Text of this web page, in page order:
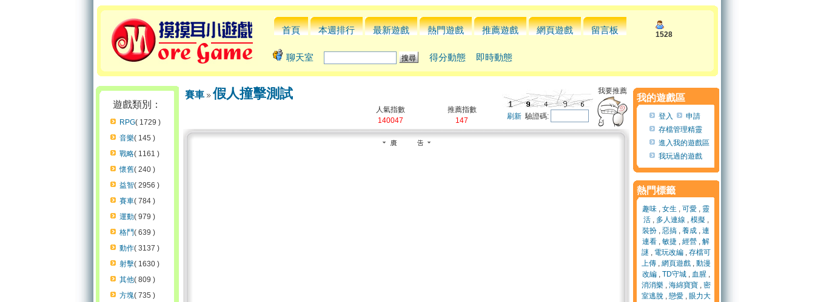
首頁 本週排行 最新遊戲 熱門遊戲 推薦遊戲 網頁遊戲 留言板 1528
聊天室 得分動態 即時動態
遊戲類別：
RPG( 1729 )
音樂( 145 )
戰略( 1161 )
懷舊( 240 )
益智( 2956 )
賽車( 784 )
運動( 979 )
格鬥( 639 )
動作( 3137 )
射擊( 1630 )
其他( 809 )
方塊( 735 )
賽車 假人撞擊測試
人氣指數
140047
推薦指數
147
刷新驗證碼:
我要推薦
我的遊戲區
登入
申請
存檔管理精靈
進入我的遊戲區
我玩過的遊戲
熱門標籤
趣味 , 女生 , 可愛 , 靈
活, 多人連線 , 模擬 ,
裝扮 , 惡搞 , 養成 , 連
連看 , 敏捷 , 經營 , 解
謎 , 電玩改編, 存檔可
上傳, 網頁遊戲, 動漫
改編, TD守城, 血腥 ,
消消樂, 海綿寶寶, 密
室逃脫, 戀愛, 眼力大